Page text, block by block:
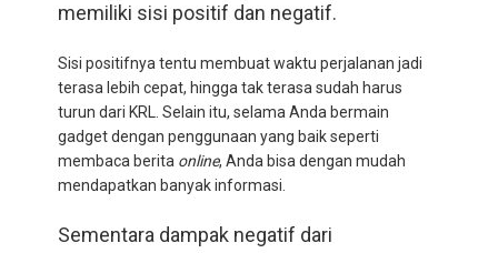
memiliki sisi positif dan negatif.
Sisi positifnya tentu membuat waktu perjalanan jadi
terasa lebih cepat, hingga tak terasa sudah harus
turun dari KRL. Selain itu, selama Anda bermain
gadget dengan penggunaan yang baik seperti
membaca berita online, Anda bisa dengan mudah
mendapatkan banyak informasi.
Sementara dampak negatif dari